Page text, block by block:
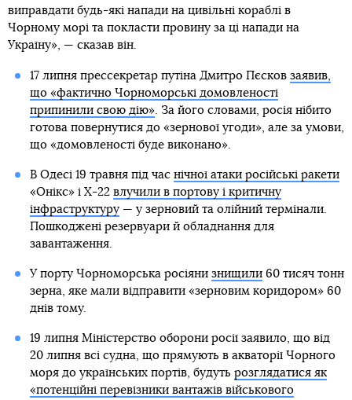
виправдати будь-які напади на цивільні кораблі в
Чорному морі та покласти провину за ці напади на
Україну», — сказав він.
17 липня прессекретар путіна Дмитро Пєсков заявив,
що «фактично Чорноморські домовленості
припинили свою дію». За його словами, росія нібито
готова повернутися до «зернової угоди», але за умови,
що «домовленості буде виконано».
В Одесі 19 травня під час нічної атаки російські ракети
«Онікс» і Х-22 влучили в портову і критичну
інфраструктуру— у зерновий та олійний термінали.
Пошкоджені резервуари й обладнання для
завантаження.
У порту Чорноморська росіяни знищили60 тисяч тонн
зерна, яке мали відправити «зерновим коридором» 60
днів тому.
19 липня Міністерство оборони росії заявило, що від
20 липня всі судна, що прямують в акваторії Чорного
моря до українських портів, будуть розглядатися як
«потенційні перевізники вантажів військового